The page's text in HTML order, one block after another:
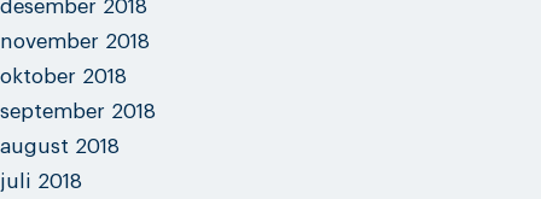
desember 2018
november 2018
oktober 2018
september 2018
august 2018
juli 2018